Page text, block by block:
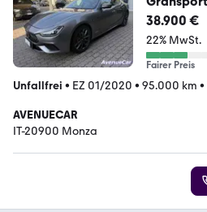
20'
38.900 €
22% MwSt.
Fairer Preis
Unfallfrei • EZ 01/2020 • 95.000 km •
AVENUECAR
IT-20900 Monza